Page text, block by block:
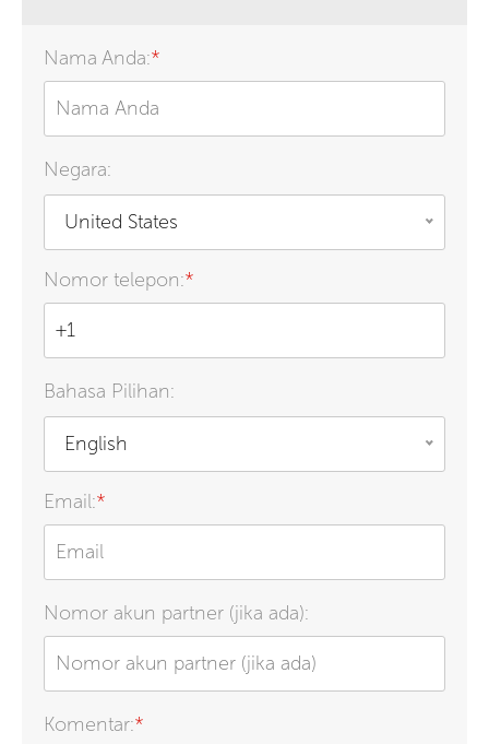
Nama Anda:*
Negara:
United States
Nomor telepon:*
Bahasa Pilihan:
English
Email:*
Nomor akun partner (jika ada):
Komentar:*